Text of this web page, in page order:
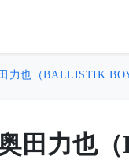
力也（BALLISTIK
田力也